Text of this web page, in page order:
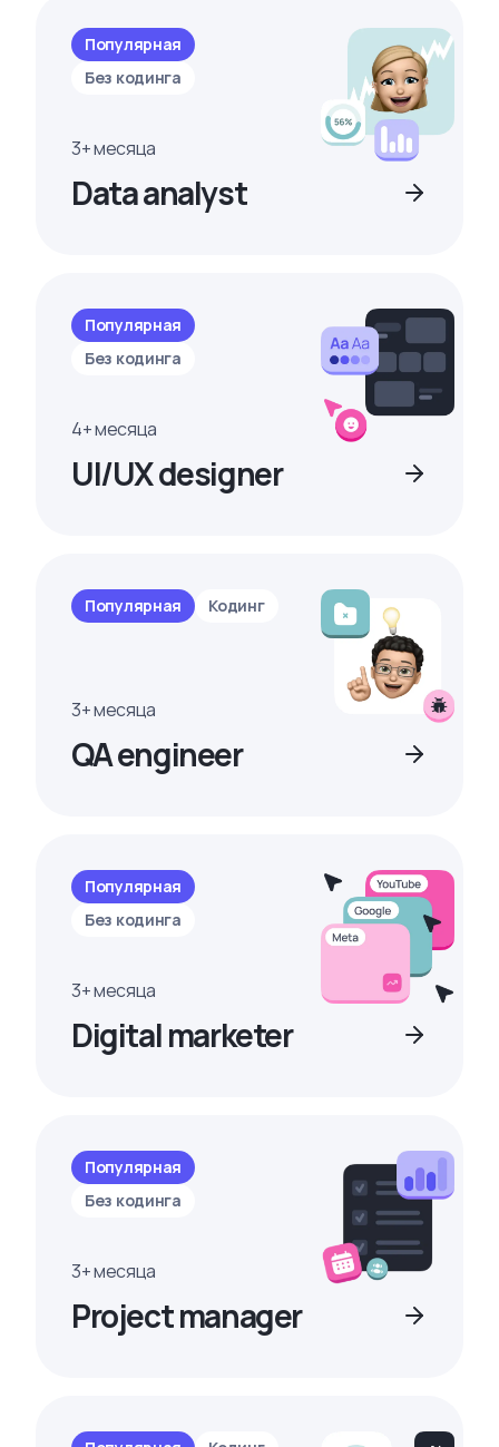
Популярная
Без кодинга
3+ месяца
Data analyst
Популярная
Без кодинга
4+ месяца
UI/UX designer
Популярная Кодинг
3+ месяца
QA engineer
Популярная
Без кодинга
3+ месяца
Digital marketer
Популярная
Без кодинга
3+ месяца
Project manager